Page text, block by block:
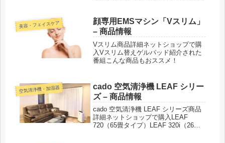
美容・フェイスケア
顔専用EMSマシン「Vスリム」
– 商品情報
Vスリム商品詳細ネットショップで購
入Vスリム替えゲルパッド紹介された
番組こんな商品もおススメ！
空気清浄機・加湿器
cado 空気清浄機 LEAF シリー
ズ – 商品情報
cado 空気清浄機 LEAF シリーズ商品
詳細ネットショップで購入LEAF
720（65畳タイプ）LEAF 320i（26畳